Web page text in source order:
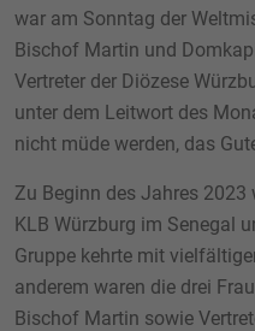
war am Sonntag der
Bischof Martin und
Vertreter der Diözese
unter dem Leitwort des
nicht müde werden, das
Zu Beginn des Jahres 2023
KLB Würzburg im Senegal
Gruppe kehrte mit
anderem waren die drei
Bischof Martin sowie